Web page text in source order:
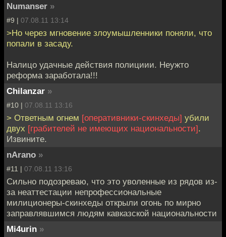
Numanser »
#9 | 07.08.11 13:14
>Но через мгновение злоумышленники поняли, что
попали в засаду.
Налицо удачные действия полициии. Неужто
реформа заработала!!!
Chilanzar »
#10 | 07.08.11 13:16
> Ответным огнем [оперативники-скинхеды] убили
двух [грабителей не имеющих национальности].
Извините.
nArano »
#11 | 07.08.11 13:16
Сильно подозреваю, что это уволенные из рядов из-
за неаттестации непрофессиональные
милиционеры-скинхеды открыли огонь по мирно
заправлявшимся людям кавказской национальности
Mi4urin »